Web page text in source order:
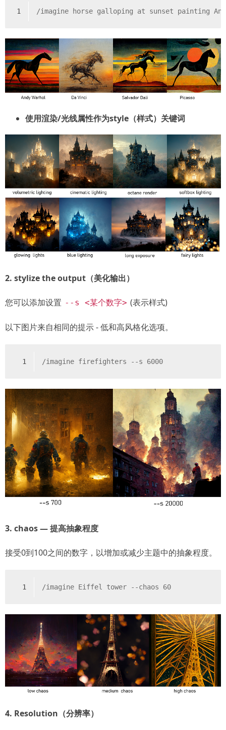
1 /imagine horse galloping at sunset painting
使用渲染/光线属性作为style（样式）关键词
2. stylize the output（美化输出）
您可以添加设置 --s <某个数字> (表示样式)
以下图片来自相同的提示 - 低和高风格化选项。
1 /imagine firefighters --s 6000
3. chaos — 提高抽象程度
接受0到100之间的数字，以增加或减少主题中的抽象程度。
1 /imagine Eiffel tower --chaos 60
4. Resolution（分辨率）